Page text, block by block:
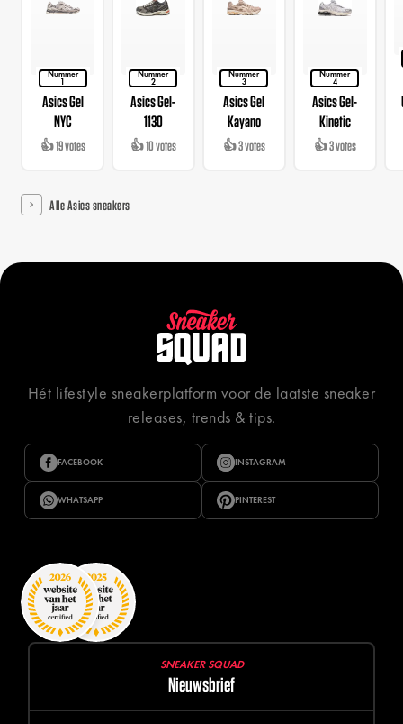
Nummer
1
Asics Gel
NYC
👍 19 votes
Nummer
2
Asics Gel-
1130
👍 10 votes
Nummer
3
Asics Gel
Kayano
👍 3 votes
Nummer
4
Asics Gel-
Kinetic
👍 3 votes
Alle Asics sneakers
Hét lifestyle sneakerplatform voor de laatste sneaker
releases, trends & tips.
FACEBOOK INSTAGRAM
WHATSAPP PINTEREST
SNEAKER SQUAD
Nieuwsbrief